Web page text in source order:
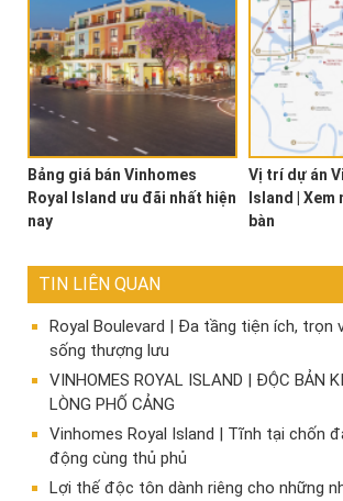
Bảng giá bán Vinhomes
Royal Island ưu đãi nhất hiện
nay
Vị trí dự án
Island | Xem
bàn
TIN LIÊN QUAN
Royal Boulevard | Đa tầng tiện ích, trọn
sống thượng lưu
VINHOMES ROYAL ISLAND | ĐỘC BẢN
LÒNG PHỐ CẢNG
Vinhomes Royal Island | Tĩnh tại chốn
động cùng thủ phủ
Lợi thế độc tôn dành riêng cho những